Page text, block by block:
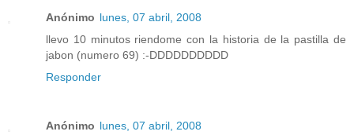
Anónimo lunes, 07 abril, 2008
llevo 10 minutos riendome con la historia de la pastilla de
jabon (numero 69) :-DDDDDDDDDD
Responder
Anónimo lunes, 07 abril, 2008